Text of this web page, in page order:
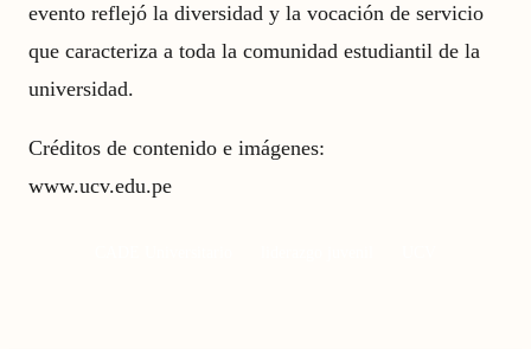
evento reflejó la diversidad y la vocación de servicio
que caracteriza a toda la comunidad estudiantil de la
universidad.
Créditos de contenido e imágenes:
www.ucv.edu.pe